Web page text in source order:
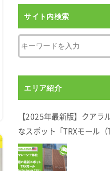
サイト内検索
エリア紹介
【2025年最新版】クアラ
なスポット「TRXモール
TRX）」完全ガイド